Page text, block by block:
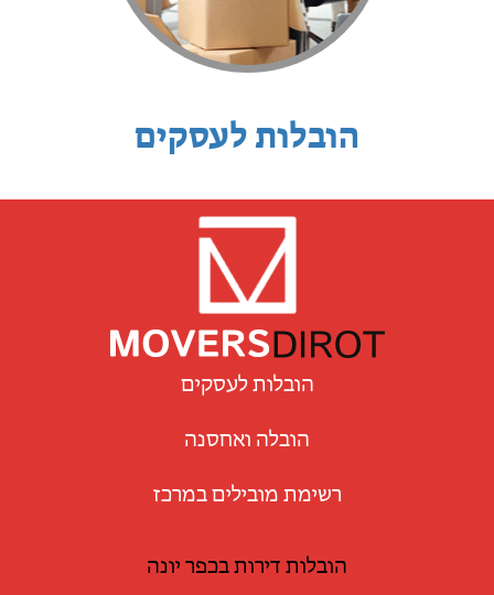
הובלות לעסקים
הובלות לעסקים
הובלה ואחסנה
רשימת מובילים במרכז
הובלות דירות בכפר יונה